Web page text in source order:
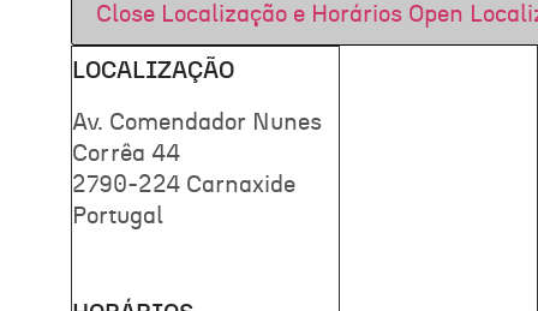
Close Localização e Horários Open
LOCALIZAÇÃO
Av. Comendador Nunes
Corrêa 44
2790-224 Carnaxide
Portugal